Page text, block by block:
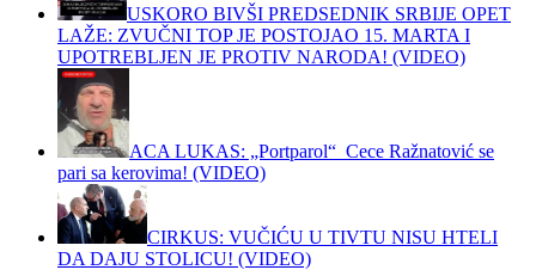
USKORO BIVŠI PREDSEDNIK SRBIJE OPET
LAŽE: ZVUČNI TOP JE POSTOJAO 15. MARTA I
UPOTREBLJEN JE PROTIV NARODA! (VIDEO)
ACA LUKAS: „Portparol“ Cece Ražnatović se
pari sa kerovima! (VIDEO)
CIRKUS: VUČIĆU U TIVTU NISU HTELI
DA DAJU STOLICU! (VIDEO)